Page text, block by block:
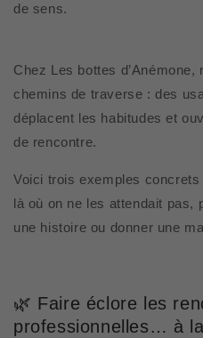
de sens.
Chez Les bottes d’Anémone,
chemins de traverse : des
déplacent les habitudes et
de rencontre.
Voici trois exemples
là où on ne les attendait pas,
une histoire ou donner une
🌿 Faire éclore les
professionnelles… à